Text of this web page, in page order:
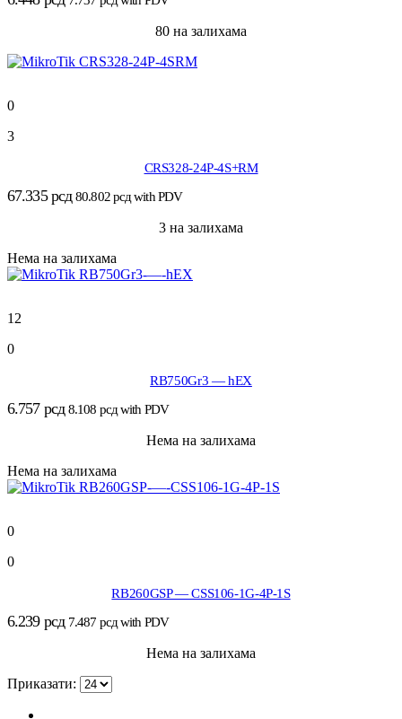
80 на залихама
0
3
CRS328-24P-4S+RM
67.335рсд 80.802рсдwith PDV
3 на залихама
Нема на залихама
12
0
RB750Gr3 — hEX
6.757 рсд 8.108 рсдwith PDV
Нема на залихама
Нема на залихама
0
0
RB260GSP — CSS106-1G-4P-1S
6.239 рсд 7.487 рсдwith PDV
Нема на залихама
Приказати: